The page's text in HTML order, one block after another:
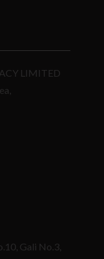
LIMITED
Gali No.3,